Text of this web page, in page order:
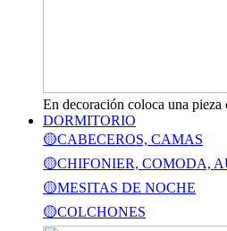
En decoración coloca una
DORMITORIO
🟡CABECEROS, CAMAS
🟡CHIFONIER, COMODA,
🟡MESITAS DE NOCHE
🟡COLCHONES